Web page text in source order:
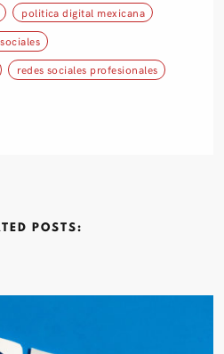
politica digital mexicana
redes sociales profesionales
POSTS: